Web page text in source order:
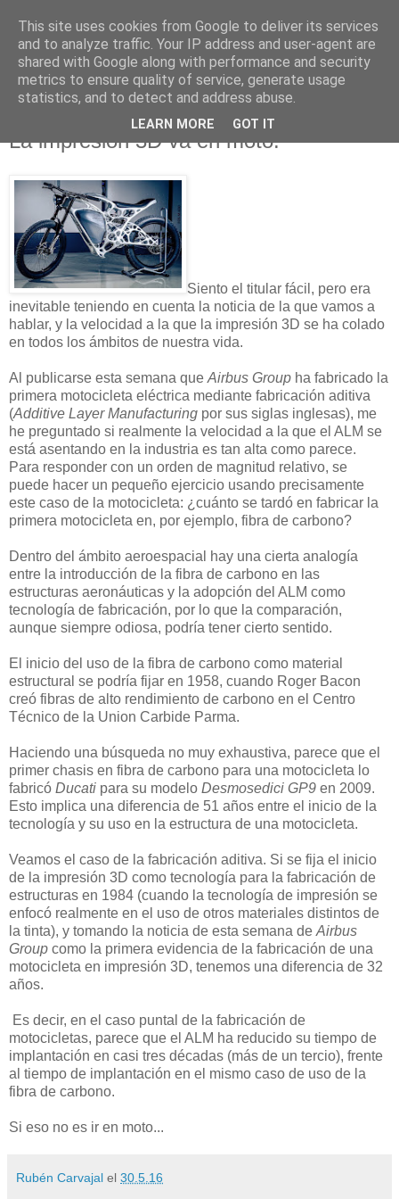
La impresión 3D va en moto.
Siento el titular fácil, pero era
inevitable teniendo en cuenta la noticia de la que vamos a
hablar, y la velocidad a la que la impresión 3D se ha colado
en todos los ámbitos de nuestra vida.
Al publicarse esta semana que Airbus Group ha fabricado la
primera motocicleta eléctrica mediante fabricación aditiva
(Additive Layer Manufacturing por sus siglas inglesas), me
he preguntado si realmente la velocidad a la que el ALM se
está asentando en la industria es tan alta como parece.
Para responder con un orden de magnitud relativo, se
puede hacer un pequeño ejercicio usando precisamente
este caso de la motocicleta: ¿cuánto se tardó en fabricar la
primera motocicleta en, por ejemplo, fibra de carbono?
Dentro del ámbito aeroespacial hay una cierta analogía
entre la introducción de la fibra de carbono en las
estructuras aeronáuticas y la adopción del ALM como
tecnología de fabricación, por lo que la comparación,
aunque siempre odiosa, podría tener cierto sentido.
El inicio del uso de la fibra de carbono como material
estructural se podría fijar en 1958, cuando Roger Bacon
creó fibras de alto rendimiento de carbono en el Centro
Técnico de la Union Carbide Parma.
Haciendo una búsqueda no muy exhaustiva, parece que el
primer chasis en fibra de carbono para una motocicleta lo
fabricó Ducati para su modelo Desmosedici GP9 en 2009.
Esto implica una diferencia de 51 años entre el inicio de la
tecnología y su uso en la estructura de una motocicleta.
Veamos el caso de la fabricación aditiva. Si se fija el inicio
de la impresión 3D como tecnología para la fabricación de
estructuras en 1984 (cuando la tecnología de impresión se
enfocó realmente en el uso de otros materiales distintos de
la tinta), y tomando la noticia de esta semana de Airbus
Group como la primera evidencia de la fabricación de una
motocicleta en impresión 3D, tenemos una diferencia de 32
años.
Es decir, en el caso puntal de la fabricación de
motocicletas, parece que el ALM ha reducido su tiempo de
implantación en casi tres décadas (más de un tercio), frente
al tiempo de implantación en el mismo caso de uso de la
fibra de carbono.
Si eso no es ir en moto...
Rubén Carvajal el 30.5.16
This site uses cookies from Google to deliver its services
and to analyze traffic. Your IP address and user-agent are
shared with Google along with performance and security
metrics to ensure quality of service, generate usage
statistics, and to detect and address abuse.
LEARN MORE GOT IT